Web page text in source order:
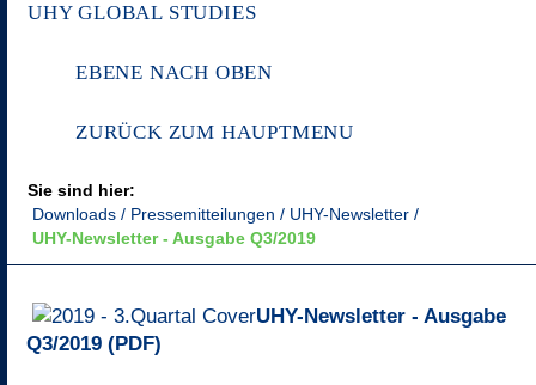
UHY GLOBAL STUDIES
EBENE NACH OBEN
ZURÜCK ZUM HAUPTMENU
Sie sind hier:
Downloads
Pressemitteilungen
UHY-Newsletter
UHY-Newsletter - Ausgabe Q3/2019
UHY-Newsletter - Ausgabe
Q3/2019 (PDF)